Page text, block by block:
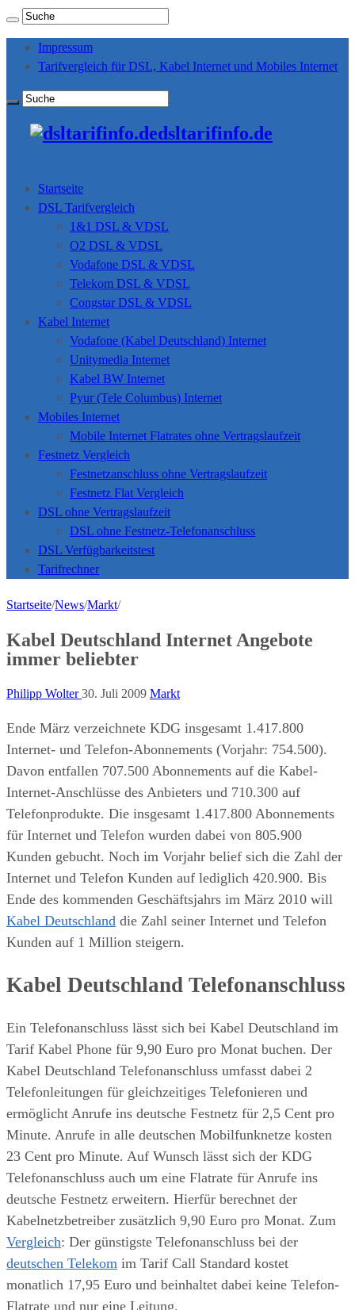
Impressum
Tarifvergleich für DSL, Kabel Internet und Mobiles Internet
dsltarifinfo.de
Startseite
DSL Tarifvergleich
1&1 DSL & VDSL
O2 DSL & VDSL
Vodafone DSL & VDSL
Telekom DSL & VDSL
Congstar DSL & VDSL
Kabel Internet
Vodafone (Kabel Deutschland) Internet
Unitymedia Internet
Kabel BW Internet
Pyur (Tele Columbus) Internet
Mobiles Internet
Mobile Internet Flatrates ohne Vertragslaufzeit
Festnetz Vergleich
Festnetzanschluss ohne Vertragslaufzeit
Festnetz Flat Vergleich
DSL ohne Vertragslaufzeit
DSL ohne Festnetz-Telefonanschluss
DSL Verfügbarkeitstest
Tarifrechner
Startseite/News/Markt/
Kabel Deutschland Internet Angebote
immer beliebter
Philipp Wolter30. Juli 2009 Markt
Ende März verzeichnete KDG insgesamt 1.417.800
Internet- und Telefon-Abonnements (Vorjahr: 754.500).
Davon entfallen 707.500 Abonnements auf die Kabel-
Internet-Anschlüsse des Anbieters und 710.300 auf
Telefonprodukte. Die insgesamt 1.417.800 Abonnements
für Internet und Telefon wurden dabei von 805.900
Kunden gebucht. Noch im Vorjahr belief sich die Zahl der
Internet und Telefon Kunden auf lediglich 420.900. Bis
Ende des kommenden Geschäftsjahrs im März 2010 will
Kabel Deutschland die Zahl seiner Internet und Telefon
Kunden auf 1 Million steigern.
Kabel Deutschland Telefonanschluss
Ein Telefonanschluss lässt sich bei Kabel Deutschland im
Tarif Kabel Phone für 9,90 Euro pro Monat buchen. Der
Kabel Deutschland Telefonanschluss umfasst dabei 2
Telefonleitungen für gleichzeitiges Telefonieren und
ermöglicht Anrufe ins deutsche Festnetz für 2,5 Cent pro
Minute. Anrufe in alle deutschen Mobilfunknetze kosten
23 Cent pro Minute. Auf Wunsch lässt sich der KDG
Telefonanschluss auch um eine Flatrate für Anrufe ins
deutsche Festnetz erweitern. Hierfür berechnet der
Kabelnetzbetreiber zusätzlich 9,90 Euro pro Monat. Zum
Vergleich: Der günstigste Telefonanschluss bei der
deutschen Telekom im Tarif Call Standard kostet
monatlich 17,95 Euro und beinhaltet dabei keine Telefon-
Flatrate und nur eine Leitung.